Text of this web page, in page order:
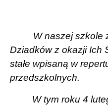
W naszej szkole
Dziadków z okazji Ich
stałe wpisaną w
przedszkolnych.
W tym roku 4